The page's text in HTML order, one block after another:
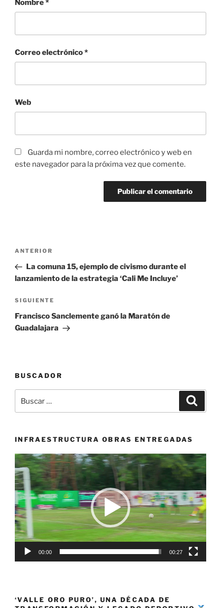
Nombre*
Correo electrónico*
Web
Guarda mi nombre, correo electrónico y web en
este navegador para la próxima vez que comente.
Navegación
entradas
Entrada
anterior:
ANTERIOR
La comuna 15, ejemplo de civismo durante el
lanzamiento de la estrategia ‘Cali Me Incluye’
Siguiente
entrada
SIGUIENTE
Francisco Sanclemente ganó la Maratón de
Guadalajara
BUSCADOR
por:
INFRAESTRUCTURA OBRAS ENTREGADAS
Reproductor
de
vídeo
00:00 00:27
‘VALLE ORO PURO’, UNA DÉCADA DE